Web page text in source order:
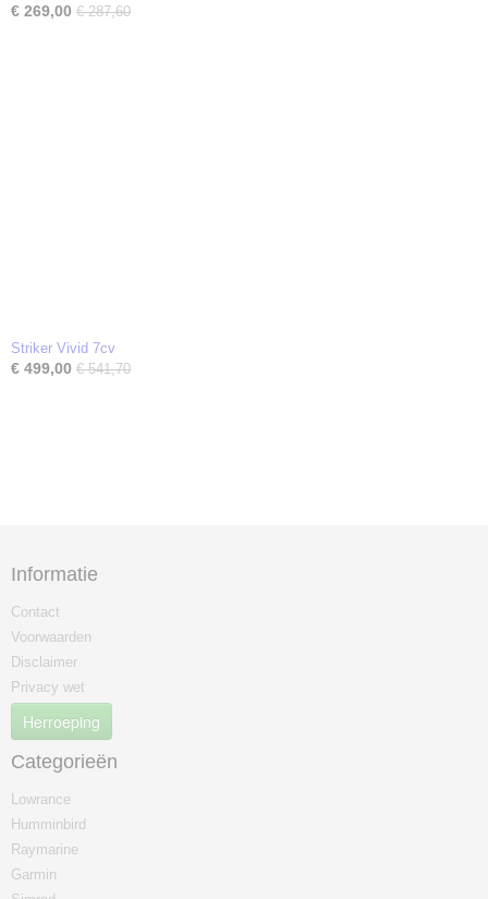
€ 269,00 € 287,60
Striker Vivid 7cv
€ 499,00 € 541,70
Informatie
Contact
Voorwaarden
Disclaimer
Privacy wet
Herroeping
Categorieën
Lowrance
Humminbird
Raymarine
Garmin